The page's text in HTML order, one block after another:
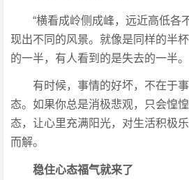
“横看成岭侧成峰，远近高低各
现出不同的风景。就像是同样的半
的一半，有人看到的是失去的一半。
有时候，事情的好坏，不在于
态。如果你总是消极悲观，只会惶
态，让心里充满阳光，对生活积极
而解。
稳住心态福气就来了